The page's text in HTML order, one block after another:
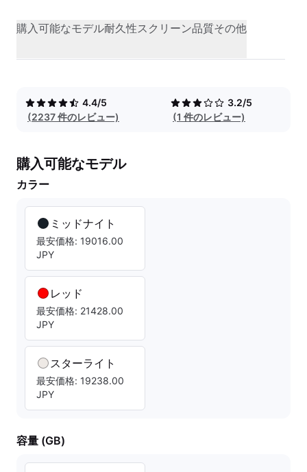
購入可能なモデル耐久性スクリーン品質その他
4.4/5
(2237 件のレビュー)
3.2/5
(1 件のレビュー)
購入可能なモデル
カラー
ミッドナイト
最安価格: 19016.00
JPY
レッド
最安価格: 21428.00
JPY
スターライト
最安価格: 19238.00
JPY
容量 (GB)